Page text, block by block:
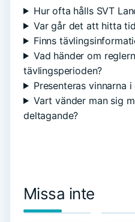
Hur ofta hålls SVT
Var går det att hitta
Finns
Vad händer om
tävlingsperioden?
Presenteras vinnarna
Vart vänder man sig
deltagande?
Missa inte
När
försvinner
biverkningar